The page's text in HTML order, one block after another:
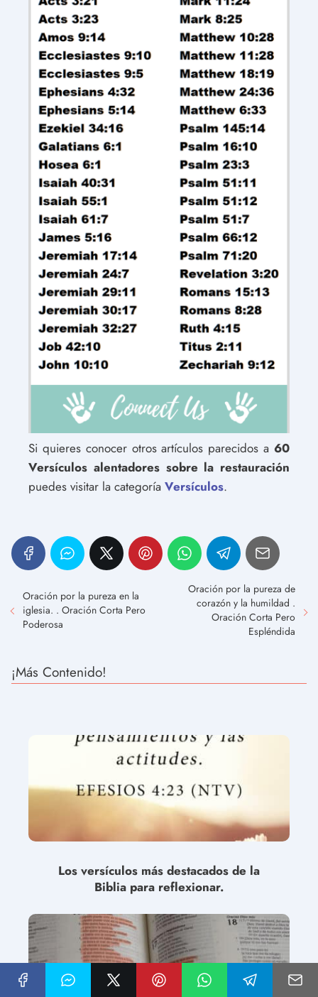
Si quieres conocer otros artículos parecidos a 60
Versículos alentadores sobre la restauración
puedes visitar la categoría Versículos.
Oración por la pureza en la
iglesia. . Oración Corta Pero
Poderosa
Oración por la pureza de
corazón y la humildad .
Oración Corta Pero
Espléndida
¡Más Contenido!
Los versículos más destacados de la
Biblia para reflexionar.